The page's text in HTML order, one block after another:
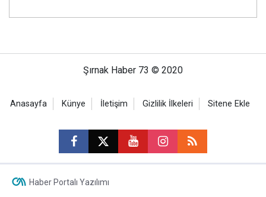
Şırnak Haber 73 © 2020
Anasayfa Künye İletişim Gizlilik İlkeleri Sitene Ekle
Haber Portalı Yazılımı